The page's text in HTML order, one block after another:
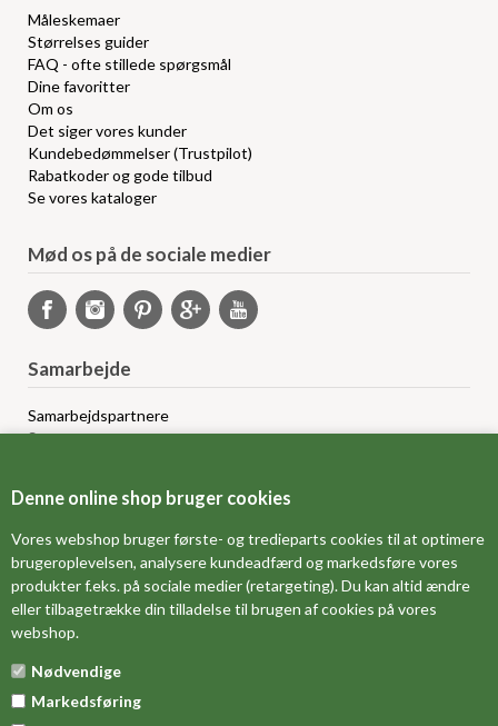
Denne online shop bruger cookies
Vores webshop bruger første- og tredieparts cookies til at optimere
brugeroplevelsen, analysere kundeadfærd og markedsføre vores
produkter f.eks. på sociale medier (retargeting). Du kan altid ændre
eller tilbagetrække din tilladelse til brugen af cookies på vores
webshop.
Nødvendige
Markedsføring
Måleskemaer
Størrelses guider
FAQ - ofte stillede spørgsmål
Dine favoritter
Om os
Det siger vores kunder
Kundebedømmelser (Trustpilot)
Rabatkoder og gode tilbud
Se vores kataloger
Mød os på de sociale medier
Samarbejde
Samarbejdspartnere
Sponsorprogram
Grossistsalg
FORSIDE
OM OS
MÅLESKEMA